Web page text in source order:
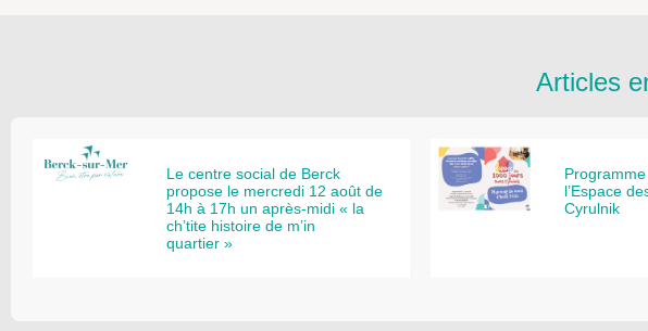
Articles
Le centre social de Berck
propose le mercredi 12 août de
14h à 17h un après-midi « la
ch’tite histoire de m’in
quartier »
l’Espace
Cyrulnik